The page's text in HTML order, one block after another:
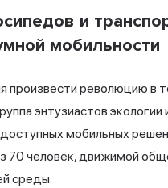
и
мобильности
произвести революцию в
энтузиастов
мобильных
70 человек, движимой
среды.